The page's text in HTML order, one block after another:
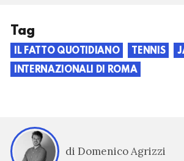
Tag
IL FATTO QUOTIDIANO TENNIS
INTERNAZIONALI DI ROMA
di Domenico Agrizzi